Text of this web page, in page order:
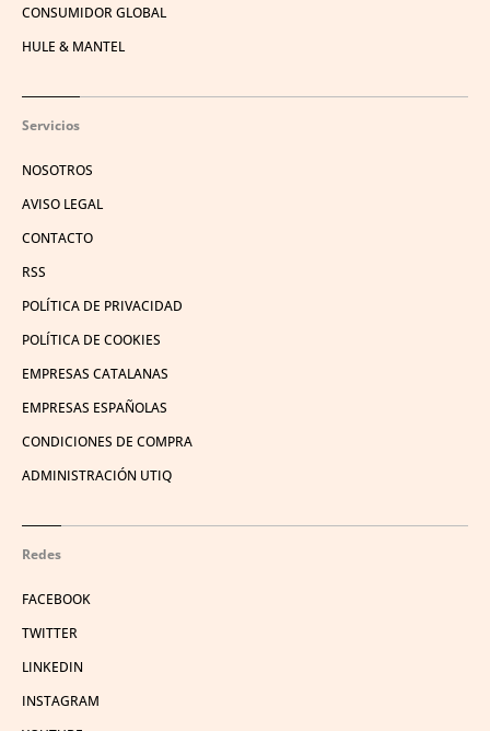
CONSUMIDOR GLOBAL
HULE & MANTEL
Servicios
NOSOTROS
AVISO LEGAL
CONTACTO
RSS
POLÍTICA DE PRIVACIDAD
POLÍTICA DE COOKIES
EMPRESAS CATALANAS
EMPRESAS ESPAÑOLAS
CONDICIONES DE COMPRA
ADMINISTRACIÓN UTIQ
Redes
FACEBOOK
TWITTER
LINKEDIN
INSTAGRAM